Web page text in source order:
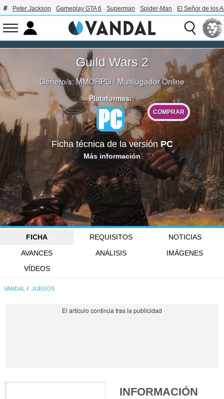
Peter Jackson Gameplay GTA 6 Superman Spider-Man El Señor de los
Guild Wars 2
Género/s:MMORPG/Multijugador Online
Plataformas:
COMPRAR
Ficha técnica de la versiónPC
Más información
FICHA REQUISITOS
NOTICIAS
AVANCES
ANÁLISIS
IMÁGENES
VÍDEOS
VANDAL JUEGOS
INFORMACIÓN